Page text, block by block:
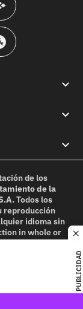
PUBLICIDAD
de los
de la
Todos los
reproducción
idioma sin
in whole or
is